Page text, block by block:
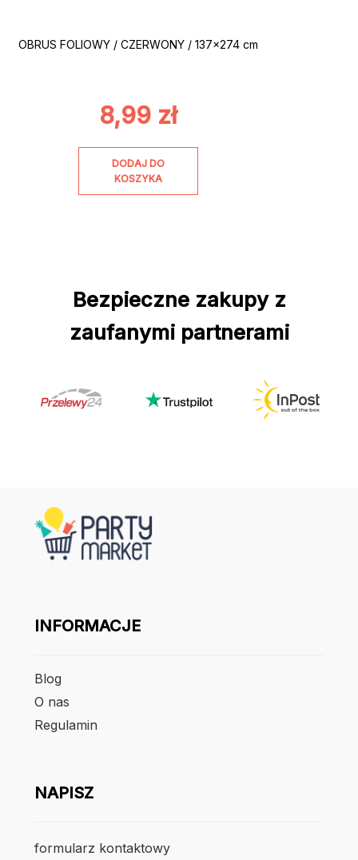
OBRUS FOLIOWY / CZERWONY / 137×274 cm
8,99 zł
DODAJ DO
KOSZYKA
Bezpieczne zakupy z
zaufanymi partnerami
INFORMACJE
Blog
O nas
Regulamin
NAPISZ
formularz kontaktowy